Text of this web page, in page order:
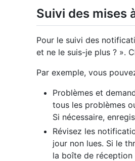
Suivi des mises
Pour le suivi des
et ne le suis-je plus ? ».
Par exemple, vous
Problèmes et
tous les problèmes
Si nécessaire,
Révisez les
jour non lues. Si le
la boîte de réception